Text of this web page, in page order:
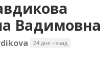
Вадимовна
24 дня назад